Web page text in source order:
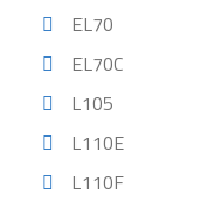
EL70
EL70C
L105
L110E
L110F